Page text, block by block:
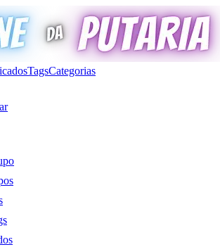
TagsCategorias